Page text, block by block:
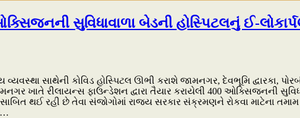
સુવિધાવાળા બેડની હોસ્પિટલનું ઈ-
સાથેની કોવિડ હોસ્પિટલ ઊભી કરાશે જામનગર, દેવભૂમિ દ્વારકા,
ખાતે રીલાયન્સ ફાઉન્ડેશન દ્વારા તૈયાર કરાયેલી 400 ઓક્સિજનની
થઈ રહી છે તેવા સંજોગોમાં રાજ્ય સરકાર સંક્રમણને રોકવા માટેના